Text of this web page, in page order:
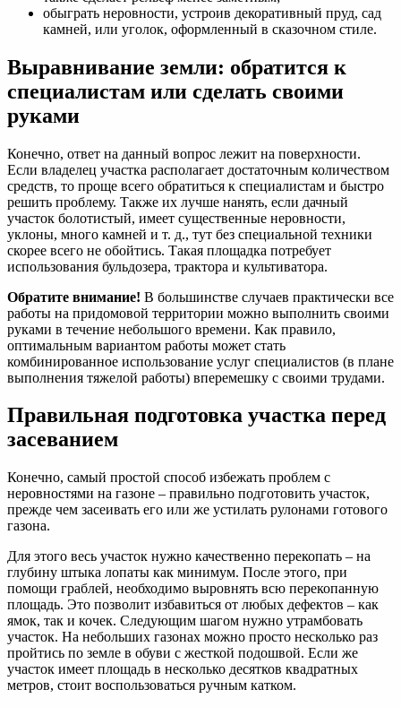
обыграть неровности, устроив декоративный пруд, сад
камней, или уголок, оформленный в сказочном стиле.
Выравнивание земли: обратится к
специалистам или сделать своими
руками
Конечно, ответ на данный вопрос лежит на поверхности.
Если владелец участка располагает достаточным количеством
средств, то проще всего обратиться к специалистам и быстро
решить проблему. Также их лучше нанять, если дачный
участок болотистый, имеет существенные неровности,
уклоны, много камней и т. д., тут без специальной техники
скорее всего не обойтись. Такая площадка потребует
использования бульдозера, трактора и культиватора.
Обратите внимание! В большинстве случаев практически все
работы на придомовой территории можно выполнить своими
руками в течение небольшого времени. Как правило,
оптимальным вариантом работы может стать
комбинированное использование услуг специалистов (в плане
выполнения тяжелой работы) вперемешку с своими трудами.
Правильная подготовка участка перед
засеванием
Конечно, самый простой способ избежать проблем с
неровностями на газоне – правильно подготовить участок,
прежде чем засеивать его или же устилать рулонами готового
газона.
Для этого весь участок нужно качественно перекопать – на
глубину штыка лопаты как минимум. После этого, при
помощи граблей, необходимо выровнять всю перекопанную
площадь. Это позволит избавиться от любых дефектов – как
ямок, так и кочек. Следующим шагом нужно утрамбовать
участок. На небольших газонах можно просто несколько раз
пройтись по земле в обуви с жесткой подошвой. Если же
участок имеет площадь в несколько десятков квадратных
метров, стоит воспользоваться ручным катком.